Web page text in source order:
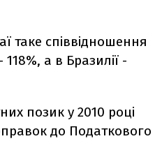
таке співвідношення
118%, а в Бразилії -
позик у 2010 році
до Податкового